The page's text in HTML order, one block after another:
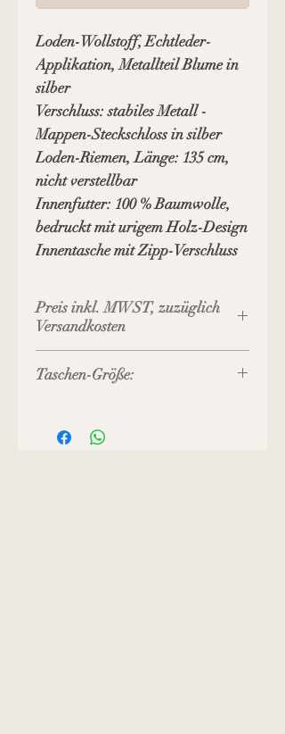
Loden-Wollstoff, Echtleder-
Applikation, Metallteil Blume in
silber
Verschluss: stabiles Metall -
Mappen-Steckschloss in silber
Loden-Riemen, Länge: 135 cm,
nicht verstellbar
Innenfutter: 100 % Baumwolle,
bedruckt mit urigem Holz-Design
Innentasche mit Zipp-Verschluss
Preis inkl. MWST, zuzüglich
Versandkosten
Taschen-Größe: